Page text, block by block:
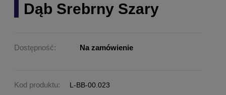
Dąb Srebrny Szary
Dostępność: Na zamówienie
Kod produktu: L-BB-00.023